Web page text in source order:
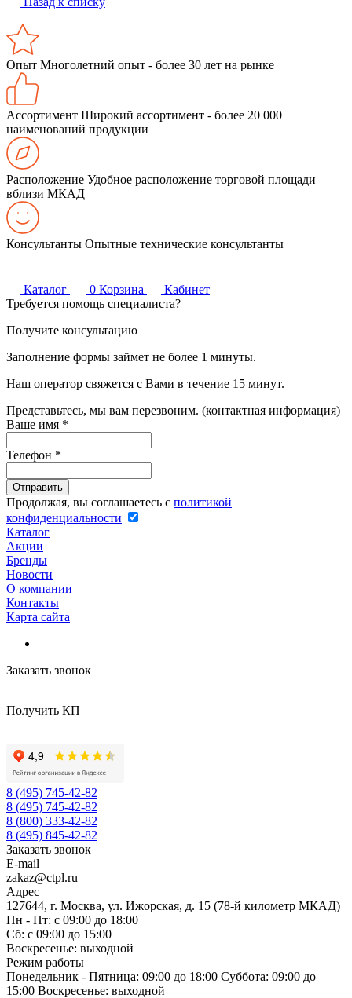
Опыт Многолетний опыт - более 30 лет на рынке
Ассортимент Широкий ассортимент - более 20 000
наименований продукции
Расположение Удобное расположение торговой площади
вблизи МКАД
Консультанты Опытные технические консультанты
Каталог 0 Корзина
Кабинет
Требуется помощь специалиста?
Получите консультацию
Заполнение формы займет не более 1 минуты.
Наш оператор свяжется с Вами в течение 15 минут.
Представьтесь, мы вам перезвоним. (контактная информация)
Ваше имя *
Телефон *
Продолжая, вы соглашаетесь с политикой
конфиденциальности
Каталог
Акции
Бренды
Новости
О компании
Контакты
Карта сайта
Заказать звонок
Получить КП
8 (495) 745-42-82
8 (495) 745-42-82
8 (800) 333-42-82
8 (495) 845-42-82
Заказать звонок
E-mail
zakaz@ctpl.ru
Адрес
127644, г. Москва, ул. Ижорская, д. 15 (78-й километр МКАД)
Пн - Пт: с 09:00 до 18:00
Сб: с 09:00 до 15:00
Воскресенье: выходной
Режим работы
Понедельник - Пятница: 09:00 до 18:00 Суббота: 09:00 до
15:00 Воскресенье: выходной